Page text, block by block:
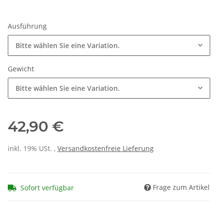
Ausführung
Bitte wählen Sie eine Variation.
Gewicht
Bitte wählen Sie eine Variation.
42,90 €
inkl. 19% USt. , Versandkostenfreie Lieferung
Sofort verfügbar Frage zum Artikel